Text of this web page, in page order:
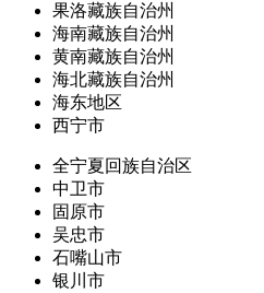
果洛藏族自治州
海南藏族自治州
黄南藏族自治州
海北藏族自治州
海东地区
西宁市
全宁夏回族自治区
中卫市
固原市
吴忠市
石嘴山市
银川市